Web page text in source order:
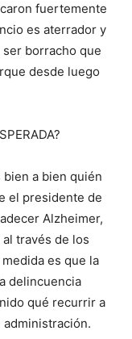
fuertemente
es aterrador y
borracho que
desde luego
bien a bien quién
el presidente de
Alzheimer,
través de los
es que la
delincuencia
qué recurrir a
administración.